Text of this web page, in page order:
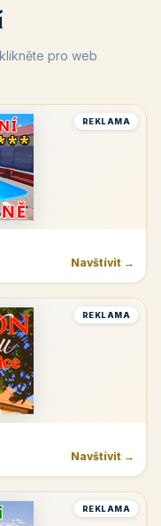
pro web
REKLAMA
Navštívit →
REKLAMA
Navštívit →
REKLAMA